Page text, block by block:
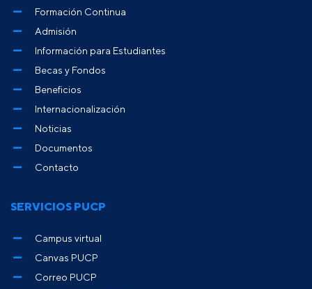
Formación Continua
Admisión
Información para Estudiantes
Becas y Fondos
Beneficios
Internacionalización
Noticias
Documentos
Contacto
SERVICIOS PUCP
Campus virtual
Canvas PUCP
Correo PUCP